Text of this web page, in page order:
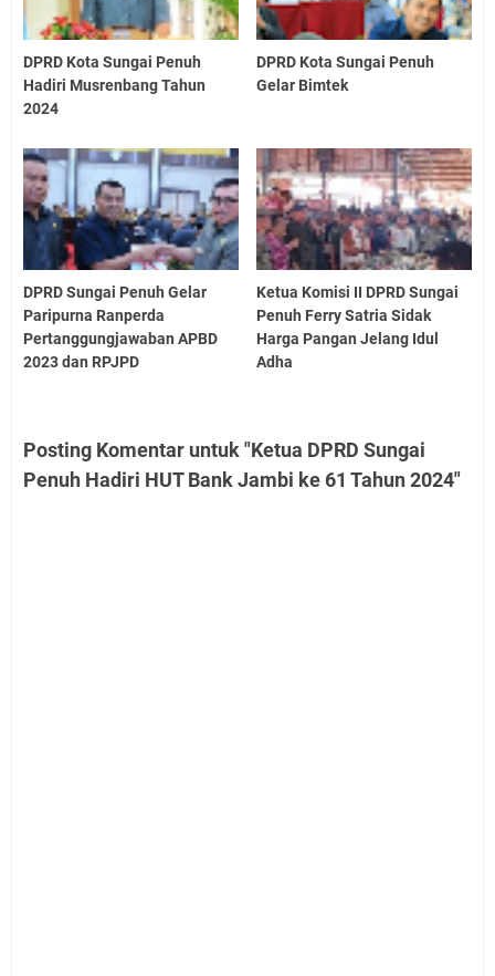
DPRD Kota Sungai Penuh
Hadiri Musrenbang Tahun
2024
DPRD Kota Sungai Penuh
Gelar Bimtek
DPRD Sungai Penuh Gelar
Paripurna Ranperda
Pertanggungjawaban APBD
2023 dan RPJPD
Ketua Komisi II DPRD Sungai
Penuh Ferry Satria Sidak
Harga Pangan Jelang Idul
Adha
Posting Komentar untuk "Ketua DPRD Sungai
Penuh Hadiri HUT Bank Jambi ke 61 Tahun 2024"